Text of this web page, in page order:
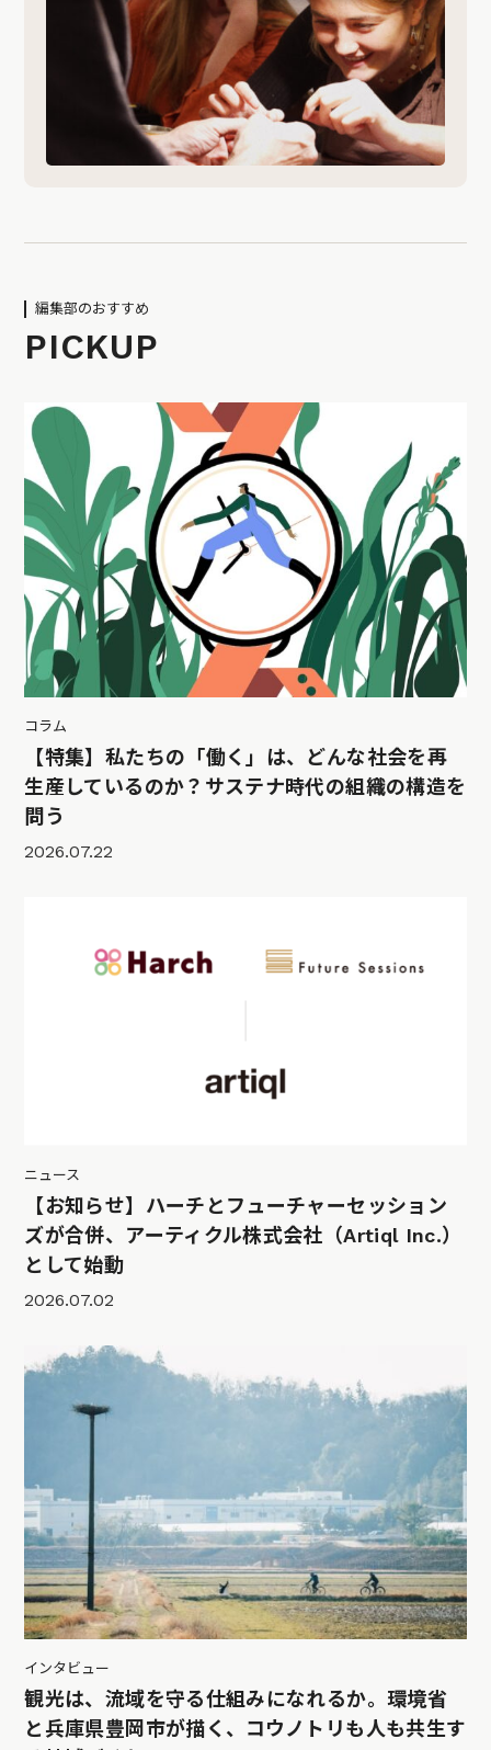
編集部のおすすめ
PICKUP
コラム
【特集】私たちの「働く」は、どんな社会を再
生産しているのか？サステナ時代の組織の構造を
問う
2026.07.22
ニュース
【お知らせ】ハーチとフューチャーセッション
ズが合併、アーティクル株式会社（Artiql Inc.）
として始動
2026.07.02
インタビュー
観光は、流域を守る仕組みになれるか。環境省
と兵庫県豊岡市が描く、コウノトリも人も共生す